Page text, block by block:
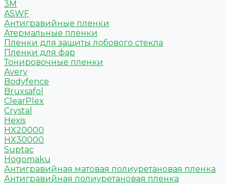
3M
ASWF
Антигравийные пленки
Атермальные пленки
Пленки для защиты лобового стекла
Пленки для фар
Тонировочные пленки
Avery
Bodyfence
Bruxsafol
ClearPlex
Crystal
Hexis
HX20000
HX30000
Suptac
Hogomaku
Антигравийная матовая полиуретановая пленка
Антигравийная полиуретановая пленка